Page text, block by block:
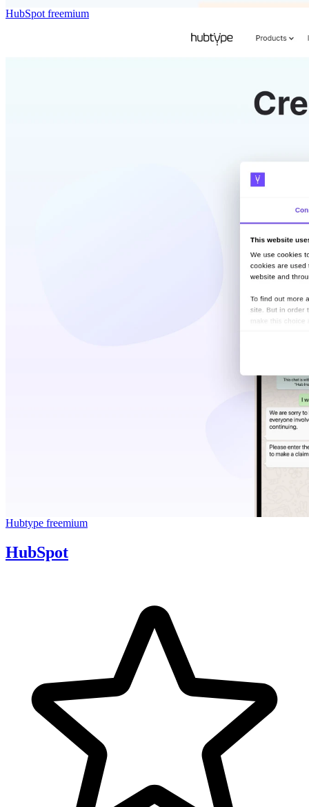
HubSpot freemium
Hubtype freemium
HubSpot